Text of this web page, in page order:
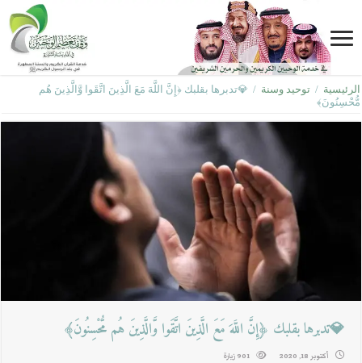
الرئيسية / توحيد وسنة / 💎تدبرها بقلبك ﴿إِنَّ اللَّهَ مَعَ الَّذِينَ اتَّقَوا وَّالَّذِينَ هُم
مُّحْسِنُونَ﴾
💎تدبرها بقلبك ﴿إِنَّ اللَّهَ مَعَ الَّذِينَ اتَّقَوا وَّالَّذِينَ هُم مُّحْسِنُونَ﴾
أكتوبر 18, 2020 901 زيارة